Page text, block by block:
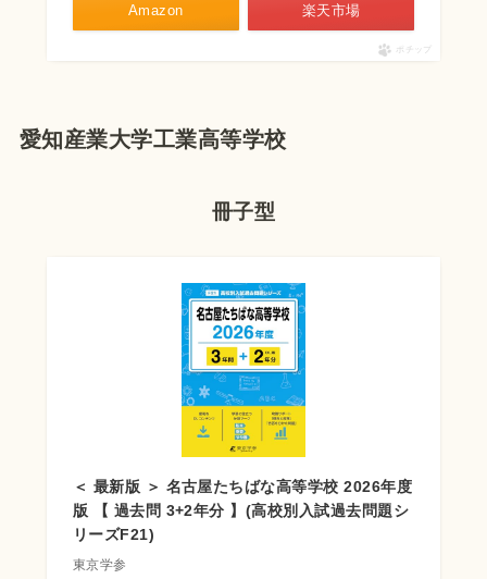
Amazon 楽天市場
ポチップ
愛知産業大学工業高等学校
冊子型
＜ 最新版 ＞ 名古屋たちばな高等学校 2026年度
版 【 過去問 3+2年分 】(高校別入試過去問題シ
リーズF21)
東京学参